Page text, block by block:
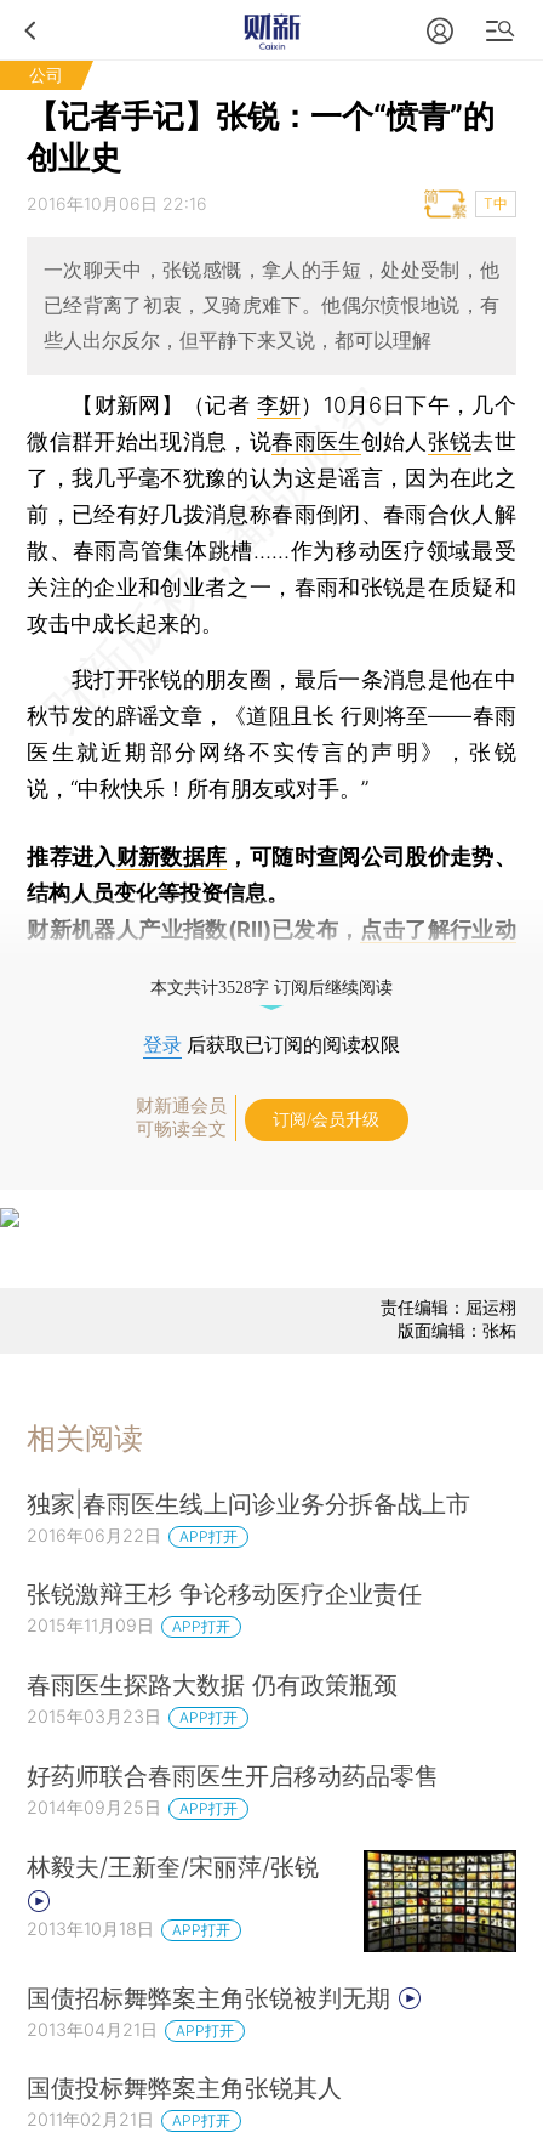
公司
【记者手记】张锐：一个“愤青”的
创业史
2016年10月06日 22:16 T中
一次聊天中，张锐感慨，拿人的手短，处处受制，他
已经背离了初衷，又骑虎难下。他偶尔愤恨地说，有
些人出尔反尔，但平静下来又说，都可以理解
【财新网】（记者 李妍） 10月6日下午，几个
微信群开始出现消息，说春雨医生创始人 张锐去世
了，我几乎毫不犹豫的认为这是谣言，因为在此之
前，已经有好几拨消息称春雨倒闭、春雨合伙人解
散、春雨高管集体跳槽……作为移动医疗领域最受
关注的企业和创业者之一，春雨和张锐是在质疑和
攻击中成长起来的。
我打开张锐的朋友圈，最后一条消息是他在中
秋节发的辟谣文章，《道阻且长 行则将至——春雨
医生就近期部分网络不实传言的声明》，张锐
说，“中秋快乐！所有朋友或对手。”
推荐进入财新数据库 ，可随时查阅公司股价走势、
结构人员变化等投资信息。
财新机器人产业指数(RII)已发布， 点击了解行业动
本文共计3528字 订阅后继续阅读
登录 后获取已订阅的阅读权限
财新通会员
可畅读全文
订阅/会员升级
责任编辑：屈运栩
版面编辑：张柘
相关阅读
独家|春雨医生线上问诊业务分拆备战上市
2016年06月22日 APP打开
张锐激辩王杉 争论移动医疗企业责任
2015年11月09日 APP打开
春雨医生探路大数据 仍有政策瓶颈
2015年03月23日 APP打开
好药师联合春雨医生开启移动药品零售
2014年09月25日 APP打开
林毅夫/王新奎/宋丽萍/张锐
2013年10月18日 APP打开
国债招标舞弊案主角张锐被判无期
2013年04月21日 APP打开
国债投标舞弊案主角张锐其人
2011年02月21日 APP打开